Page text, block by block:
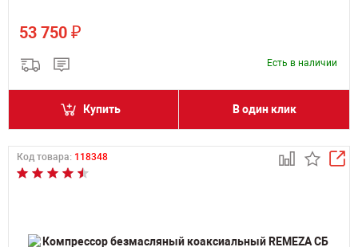
53 750 ₽
Есть в наличии
Купить В один клик
Код товара: 118348